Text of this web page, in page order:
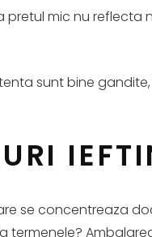
mic nu
sunt bine
se concentreaza